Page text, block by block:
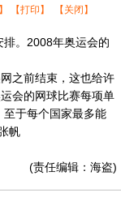
】 【打印 】 【 关闭 】
。2008年奥运会的
之前结束，这也给许
会的网球比赛每项单
于每个国家最多能
帆
(责任编辑：海盗)